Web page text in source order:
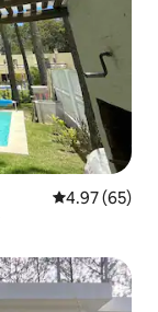
औसत रेटिंग 5 में
4.97 (65)